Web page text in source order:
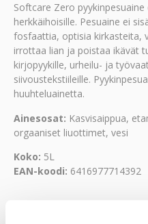
Softcare Zero
herkkäihoisille. Pesuaine ei
fosfaattia, optisia kirkasteita,
irrottaa lian ja poistaa ikävät
kirjopyykille, urheilu- ja
siivoustekstiileille.
huuhteluainetta.
Ainesosat: Kasvisaippua,
orgaaniset liuottimet, vesi
Koko: 5L
EAN-koodi: 6416977714392